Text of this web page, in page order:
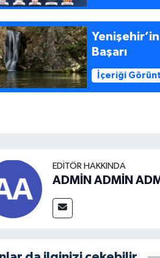
Başarı
İçeriği
EDITÖR HAKKINDA
ADMİN ADMİN